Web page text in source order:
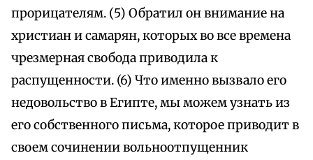
прорицателям. (5) Обратил он внимание на
христиан и самарян, которых во все времена
чрезмерная свобода приводила к
распущенности. (6) Что именно вызвало его
недовольство в Египте, мы можем узнать из
его собственного письма, которое приводит в
своем сочинении вольноотпущенник